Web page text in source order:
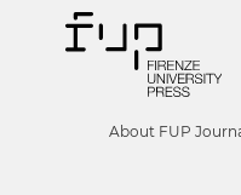
About FUP